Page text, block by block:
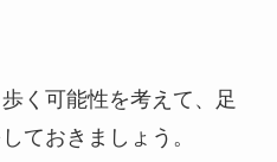
く可能性を考えて、足
ておきましょう。